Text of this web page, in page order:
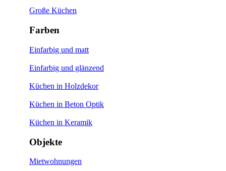
Große Küchen
Farben
Einfarbig und matt
Einfarbig und glänzend
Küchen in Holzdekor
Küchen in Beton Optik
Küchen in Keramik
Objekte
Mietwohnungen